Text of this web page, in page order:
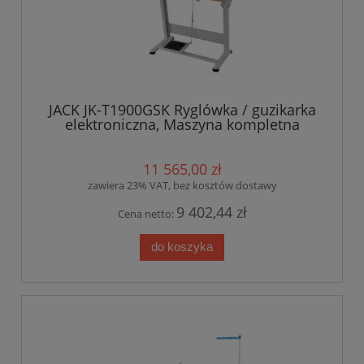
JACK JK-T1900GSK Ryglówka / guzikarka
elektroniczna, Maszyna kompletna
11 565,00 zł
zawiera 23% VAT, bez kosztów dostawy
Cena netto: 9 402,44 zł
do koszyka